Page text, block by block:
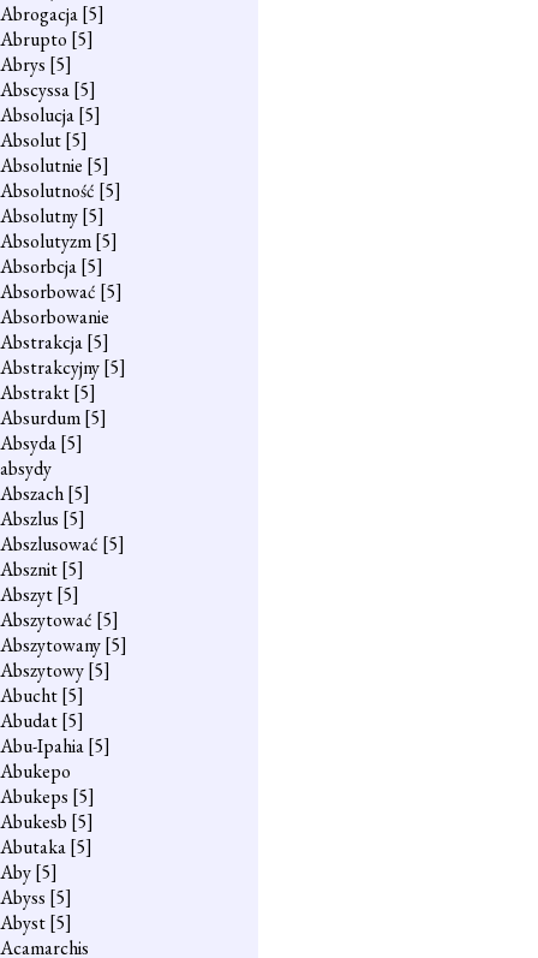
Abrogacja[5]
Abrupto [5]
Abrys [5]
Abscyssa[5]
Absolucja[5]
Absolut[5]
Absolutnie [5]
Absolutność [5]
Absolutny[5]
Absolutyzm[5]
Absorbcja[5]
Absorbować [5]
Absorbowanie
Abstrakcja[5]
Abstrakcyjny[5]
Abstrakt[5]
Absurdum[5]
Absyda[5]
absydy
Abszach[5]
Abszlus [5]
Abszlusować [5]
Absznit[5]
Abszyt[5]
Abszytować [5]
Abszytowany[5]
Abszytowy[5]
Abucht[5]
Abudat[5]
Abu-Ipahia[5]
Abukepo
Abukeps [5]
Abukesb [5]
Abutaka[5]
Aby[5]
Abyss [5]
Abyst[5]
Acamarchis